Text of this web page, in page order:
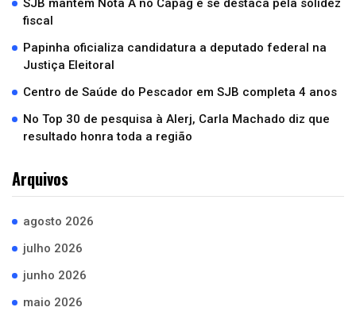
SJB mantém Nota A no Capag e se destaca pela solidez
fiscal
Papinha oficializa candidatura a deputado federal na
Justiça Eleitoral
Centro de Saúde do Pescador em SJB completa 4 anos
No Top 30 de pesquisa à Alerj, Carla Machado diz que
resultado honra toda a região
Arquivos
agosto 2026
julho 2026
junho 2026
maio 2026